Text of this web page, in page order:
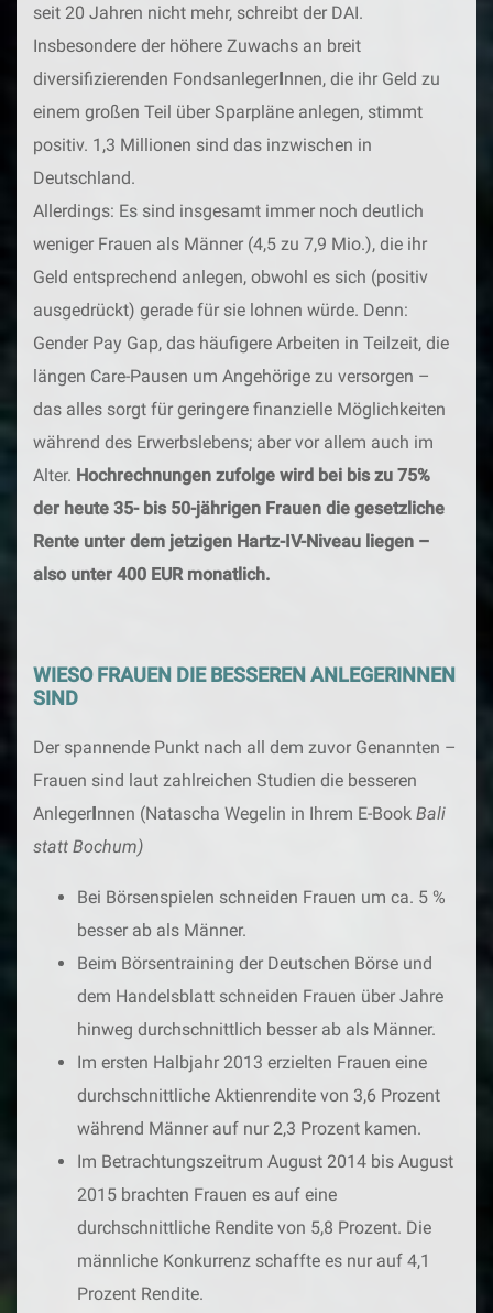
seit 20 Jahren nicht mehr, schreibt der DAI.
Insbesondere der höhere Zuwachs an breit
diversifizierenden FondsanlegerInnen, die ihr Geld zu
einem großen Teil über Sparpläne anlegen, stimmt
positiv. 1,3 Millionen sind das inzwischen in
Deutschland.
Allerdings: Es sind insgesamt immer noch deutlich
weniger Frauen als Männer (4,5 zu 7,9 Mio.), die ihr
Geld entsprechend anlegen, obwohl es sich (positiv
ausgedrückt) gerade für sie lohnen würde. Denn:
Gender Pay Gap, das häufigere Arbeiten in Teilzeit, die
längen Care-Pausen um Angehörige zu versorgen –
das alles sorgt für geringere finanzielle Möglichkeiten
während des Erwerbslebens; aber vor allem auch im
Alter. Hochrechnungen zufolge wird bei bis zu 75%
der heute 35- bis 50-jährigen Frauen die gesetzliche
Rente unter dem jetzigen Hartz-IV-Niveau liegen –
also unter 400 EUR monatlich.
WIESO FRAUEN DIE BESSEREN ANLEGERINNEN
SIND
Der spannende Punkt nach all dem zuvor Genannten –
Frauen sind laut zahlreichen Studien die besseren
AnlegerInnen (Natascha Wegelin in Ihrem E-Book Bali
statt Bochum)
Bei Börsenspielen schneiden Frauen um ca. 5 %
besser ab als Männer.
Beim Börsentraining der Deutschen Börse und
dem Handelsblatt schneiden Frauen über Jahre
hinweg durchschnittlich besser ab als Männer.
Im ersten Halbjahr 2013 erzielten Frauen eine
durchschnittliche Aktienrendite von 3,6 Prozent
während Männer auf nur 2,3 Prozent kamen.
Im Betrachtungszeitrum August 2014 bis August
2015 brachten Frauen es auf eine
durchschnittliche Rendite von 5,8 Prozent. Die
männliche Konkurrenz schaffte es nur auf 4,1
Prozent Rendite.